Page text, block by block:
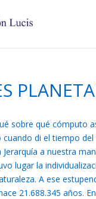
sobre qué cómputo
di el tiempo del
Jerarquía a nuestra
lugar la
A ese
21.688.345 años.